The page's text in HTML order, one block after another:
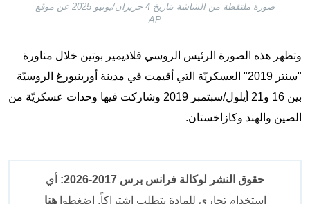
صورة ملتقطة من الشاشة بتاريخ 4 حزيران/يونيو 2025 عن موقع
AP
وتظهر هذه الصورة الرئيس الروسي فلاديمير بوتين خلال مناورة
"سنتر 2019" العسكريّة التي أقيمت في مدينة أورينبورغ الروسيّة
بين 16 و21 أيلول/سبتمبر 2019 وشاركت فيها وحدات عسكريّة من
الصين والهند وكازاخستان.
حقوق النشر لوكالة فرانس برس 2017-2026:
أي
استخدام تجاري للمادة يتطلب اشتراكاً. اضغطواهنا